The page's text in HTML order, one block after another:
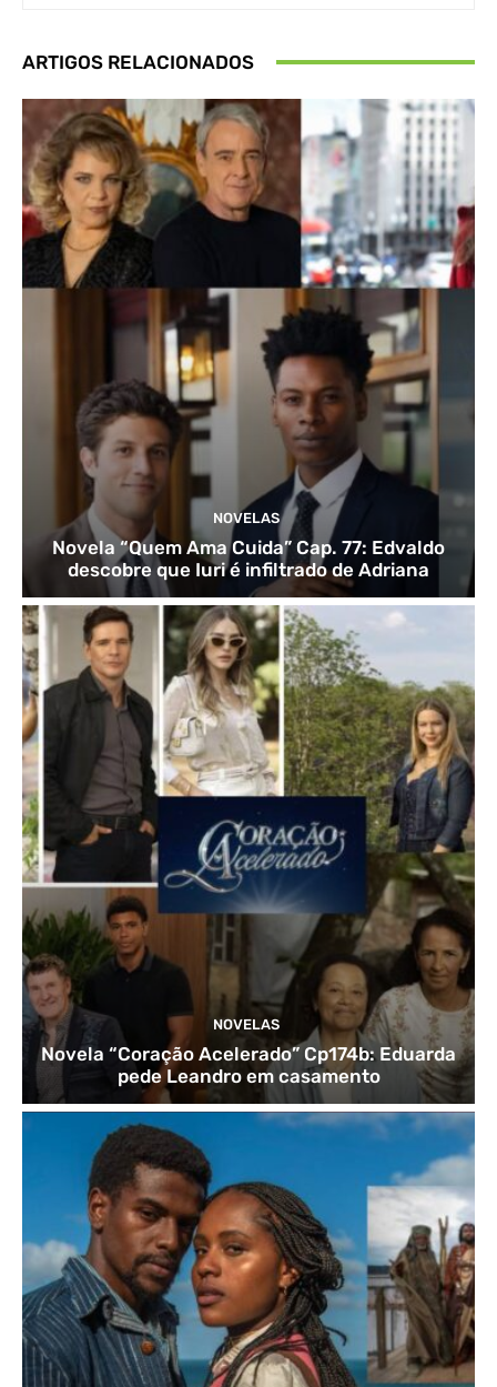
ARTIGOS RELACIONADOS
NOVELAS
Novela “Quem Ama Cuida” Cap. 77: Edvaldo
descobre que Iuri é infiltrado de Adriana
NOVELAS
Novela “Coração Acelerado” Cp174b: Eduarda
pede Leandro em casamento